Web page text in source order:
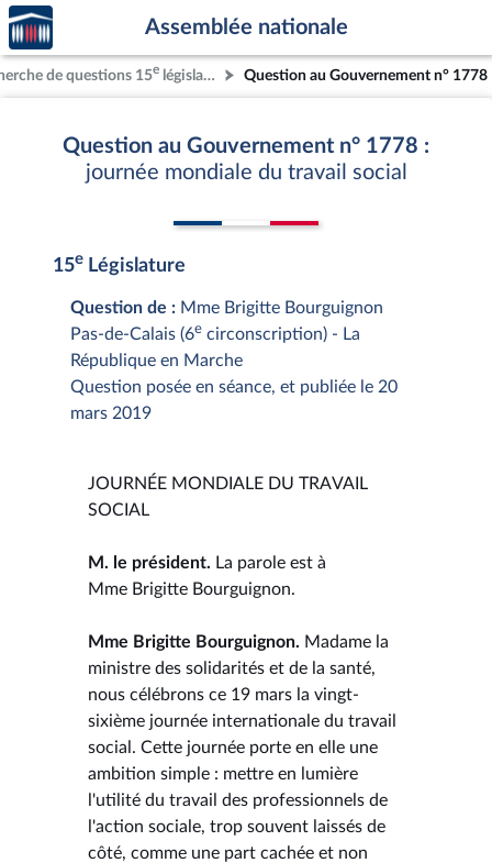
Aller au contenu
Aller en bas de la page
Accèder
à la
page
d'accueil
Assemblée nationale
de questions 15e législature Question au Gouvernement n° 1778
Question au Gouvernement n° 1778 :
journée mondiale du travail social
15e Législature
Question de : Mme Brigitte Bourguignon
Pas-de-Calais (6e circonscription) - La
République en Marche
Question posée en séance, et publiée le 20
mars 2019
JOURNÉE MONDIALE DU TRAVAIL
SOCIAL
M. le président. La parole est à
Mme Brigitte Bourguignon.
Mme Brigitte Bourguignon. Madame la
ministre des solidarités et de la santé,
nous célébrons ce 19 mars la vingt-
sixième journée internationale du travail
social. Cette journée porte en elle une
ambition simple : mettre en lumière
l'utilité du travail des professionnels de
l'action sociale, trop souvent laissés de
côté, comme une part cachée et non